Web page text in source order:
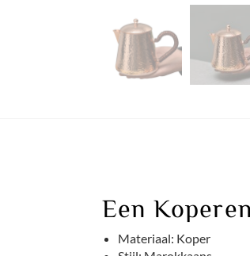
Een
Materiaal: Koper